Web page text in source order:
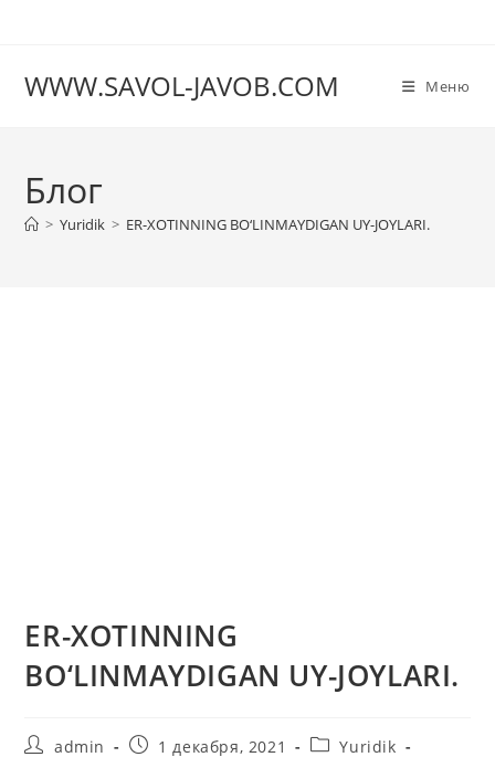
WWW.SAVOL-JAVOB.COM Меню
Блог
> Yuridik > ER-XOTINNING BO‘LINMAYDIGAN UY-JOYLARI.
ER-XOTINNING
BO‘LINMAYDIGAN UY-JOYLARI.
Авторadmin
Запись1 декабря, 2021
Рубрика
Yuridik